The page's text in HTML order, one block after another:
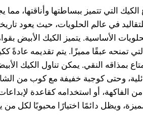
التي تتميز ببساطتها وأناقتها، مما
في عالم الحلويات، حيث يعود
الأساسية. يتميز الكيك الأبيض
تمنحه عبقًا مميزًا. يتم تقديمه عادةً
بمذاقه النقي. يمكن تناول الكيك
وحتى كوجبة خفيفة مع كوب من
أو استخدامه كقاعدة
ويظل دائمًا اختيارًا محبوبًا لكل